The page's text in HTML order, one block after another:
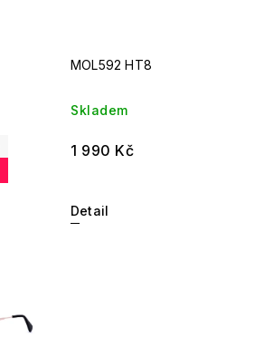
MOL592 HT8
Skladem
1 990 Kč
Detail